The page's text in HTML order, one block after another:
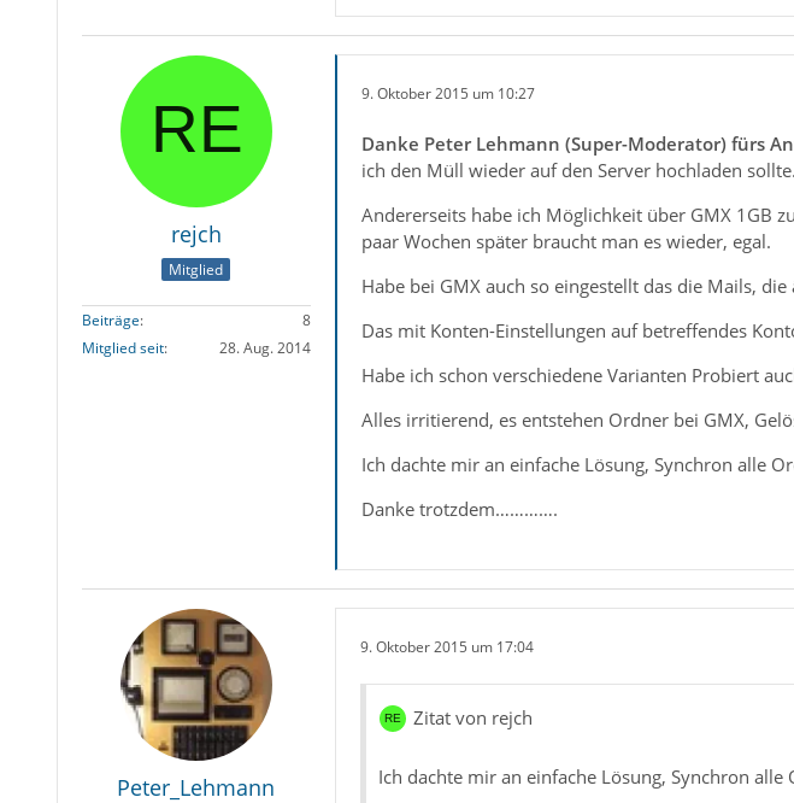
rejch
Mitglied
Beiträge
8
Mitglied seit
28. Aug. 2014
9. Oktober 2015 um 10:27
Danke Peter Lehmann (Super-Moderator) fürs
ich den Müll wieder auf den Server hochladen
Andererseits habe ich Möglichkeit über GMX 1GB
paar Wochen später braucht man es wieder, egal.
Habe bei GMX auch so eingestellt das die Mails,
Das mit Konten-Einstellungen auf betreffendes
Habe ich schon verschiedene Varianten Probiert
Alles irritierend, es entstehen Ordner bei GMX,
Ich dachte mir an einfache Lösung, Synchron alle
Danke trotzdem………….
Peter_Lehmann
9. Oktober 2015 um 17:04
Zitat von rejch
Ich dachte mir an einfache Lösung, Synchron